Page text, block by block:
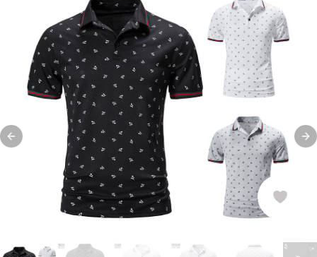
Previous slide